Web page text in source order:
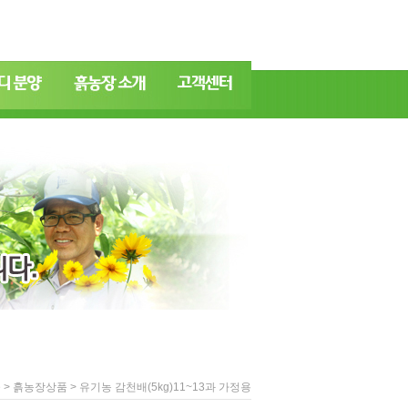
> 흙농장상품 > 유기농 감천배(5kg)11~13과 가정용